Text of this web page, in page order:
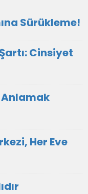
Sürükleme!
Cinsiyet
Anlamak
Her Eve